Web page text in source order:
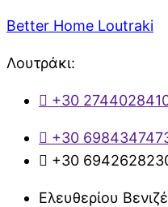
Better Home Loutraki
Λουτράκι:
+30
+30
+30
Ελευθερίου